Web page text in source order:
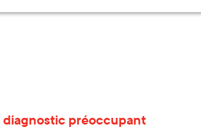
préoccupant